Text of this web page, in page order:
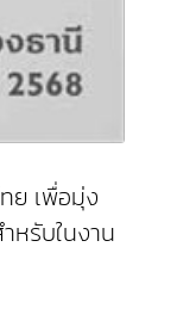
ย เพื่อมุ่ง
หรับในงาน